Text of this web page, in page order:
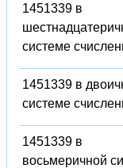
1451339 в
системе
1451339 в
системе
1451339 в
восьмеричной